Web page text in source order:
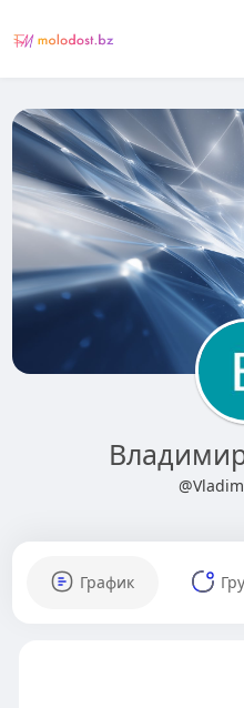
График